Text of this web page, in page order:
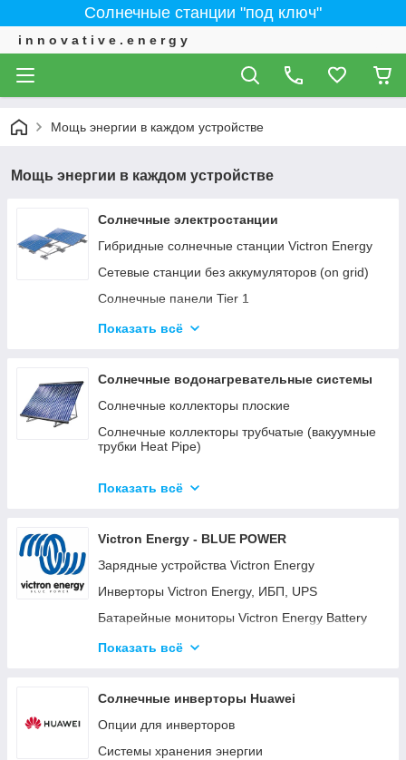
Солнечные станции "под ключ"
i n n o v a t i v e . e n e r g y
Мощь энергии в каждом устройстве
Мощь энергии в каждом устройстве
Солнечные электростанции
Гибридные солнечные станции Victron Energy
Сетевые станции без аккумуляторов (on grid)
Солнечные панели Tier 1
ИНВЕРТОРЫ - Сетевые, автономные,
Показать всё
Солнечные водонагревательные системы
Солнечные коллекторы плоские
Солнечные коллекторы трубчатые (вакуумные
трубки Heat Pipe)
водонагревательных систем (гелиосистем)
Солнечные коллекторы для больших станций
Солнечные насосные станции
Комплектующие к солнечным
Показать всё
Victron Energy - BLUE POWER
Зарядные устройства Victron Energy
Инверторы Victron Energy, ИБП, UPS
Батарейные мониторы Victron Energy Battery
Панели управления для систем Victron Energy
Color Control GX (CCGX) и Venus GX
Orion DC-DC преобразователи
Показать всё
Солнечные инверторы Huawei
Опции для инверторов
Системы хранения энергии